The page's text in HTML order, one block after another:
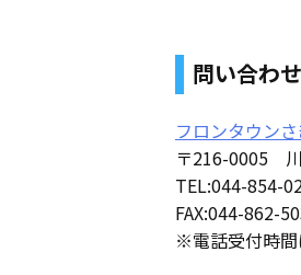
問い合わせ
フロンタウン
〒216-0005 川
TEL:044-854-
FAX:044-862-
※電話受付時間